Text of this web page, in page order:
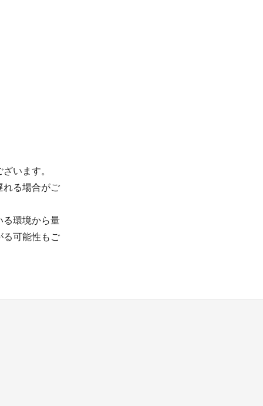
います。
れる場合がご
る環境から量
る可能性もご